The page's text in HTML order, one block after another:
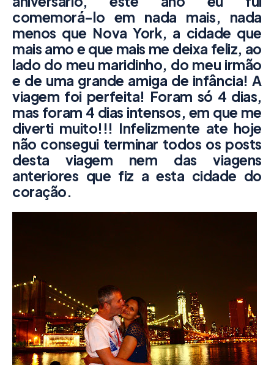
comemorá-lo em nada mais, nada
menos que Nova York, a cidade que
mais amo e que mais me deixa feliz, ao
lado do meu maridinho, do meu irmão
e de uma grande amiga de infância! A
viagem foi perfeita! Foram só 4 dias,
mas foram 4 dias intensos, em que me
diverti muito!!! Infelizmente ate hoje
não consegui terminar todos os posts
desta viagem nem das viagens
anteriores que fiz a esta cidade do
coração.